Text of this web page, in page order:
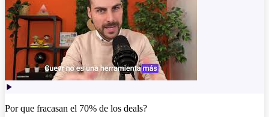
Por que fracasan el 70% de los deals?